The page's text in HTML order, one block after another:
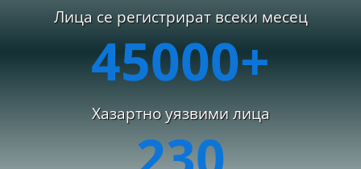
Лица се регистрират всеки месец
45000+
Хазартно уязвими лица